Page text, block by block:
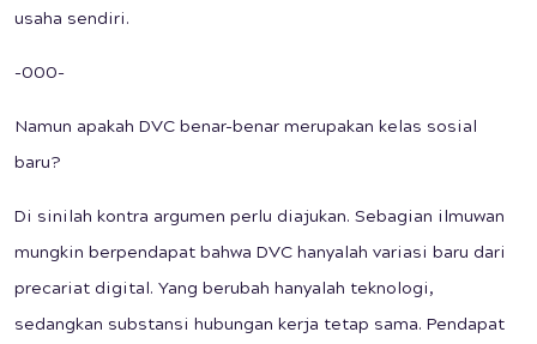
usaha sendiri.
-000-
Namun apakah DVC benar-benar merupakan kelas sosial
baru?
Di sinilah kontra argumen perlu diajukan. Sebagian ilmuwan
mungkin berpendapat bahwa DVC hanyalah variasi baru dari
precariat digital. Yang berubah hanyalah teknologi,
sedangkan substansi hubungan kerja tetap sama. Pendapat